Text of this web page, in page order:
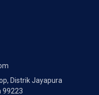
Distrik Jayapura
99223